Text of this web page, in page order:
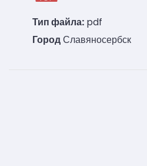
Тип файла: pdf
ГородСлавяносербск